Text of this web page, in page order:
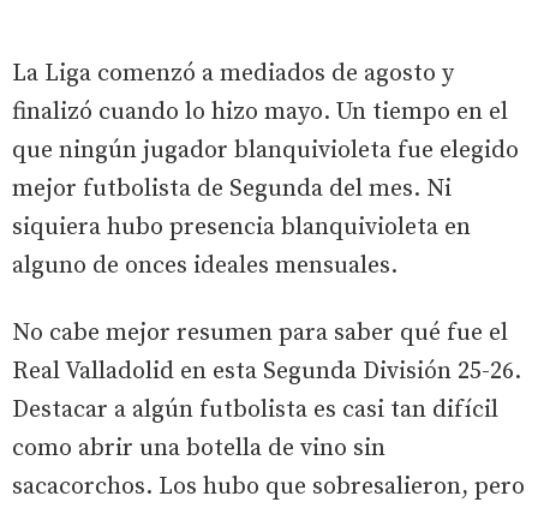
La Liga comenzó a mediados de agosto y
finalizó cuando lo hizo mayo. Un tiempo en el
que ningún jugador blanquivioleta fue elegido
mejor futbolista de Segunda del mes. Ni
siquiera hubo presencia blanquivioleta en
alguno de onces ideales mensuales.
No cabe mejor resumen para saber qué fue el
Real Valladolid en esta Segunda División 25-26.
Destacar a algún futbolista es casi tan difícil
como abrir una botella de vino sin
sacacorchos. Los hubo que sobresalieron, pero